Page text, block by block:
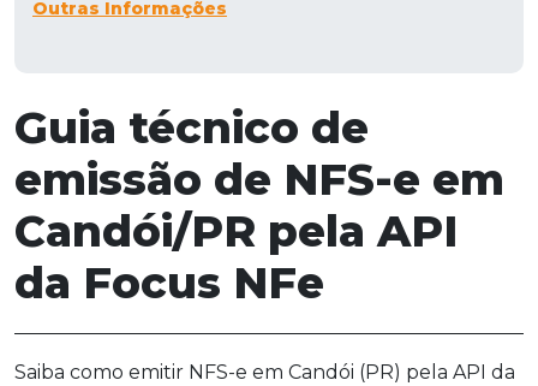
Guia técnico de
emissão de NFS-e em
Candói/PR pela API
da Focus NFe
Saiba como emitir NFS-e em Candói (PR) pela API da
Outras Informações